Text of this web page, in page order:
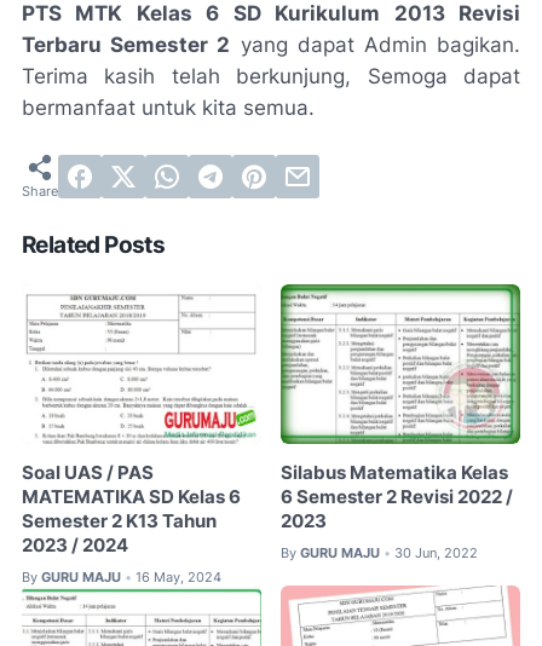
PTS MTK Kelas 6 SD Kurikulum 2013 Revisi
Terbaru Semester 2 yang dapat Admin bagikan.
Terima kasih telah berkunjung, Semoga dapat
bermanfaat untuk kita semua.
Related Posts
Soal UAS / PAS
MATEMATIKA SD Kelas 6
Semester 2 K13 Tahun
2023 / 2024
By GURU MAJU • 16 May, 2024
Silabus Matematika Kelas
6 Semester 2 Revisi 2022 /
2023
By GURU MAJU • 30 Jun, 2022